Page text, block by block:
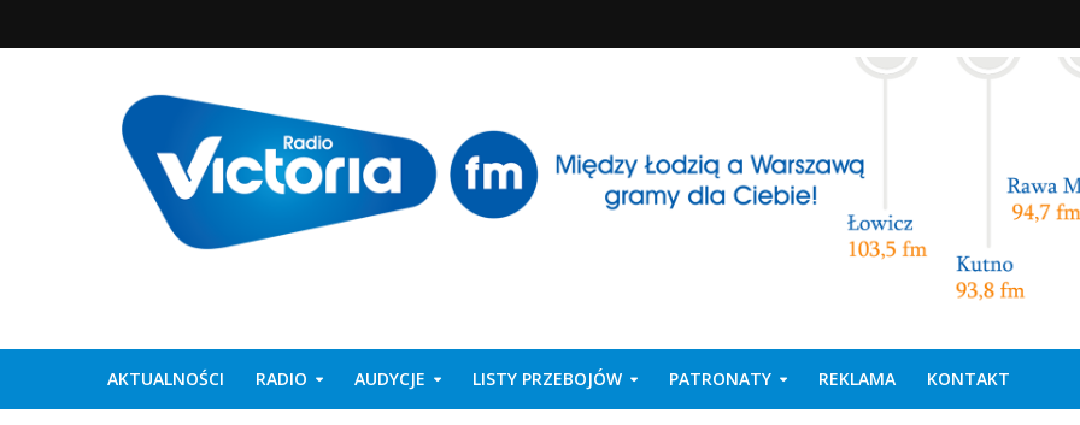
AKTUALNOŚCI RADIO AUDYCJE LISTY PRZEBOJÓW PATRONATY REKLAMA KONTAKT